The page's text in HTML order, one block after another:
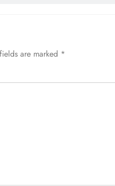
are marked *